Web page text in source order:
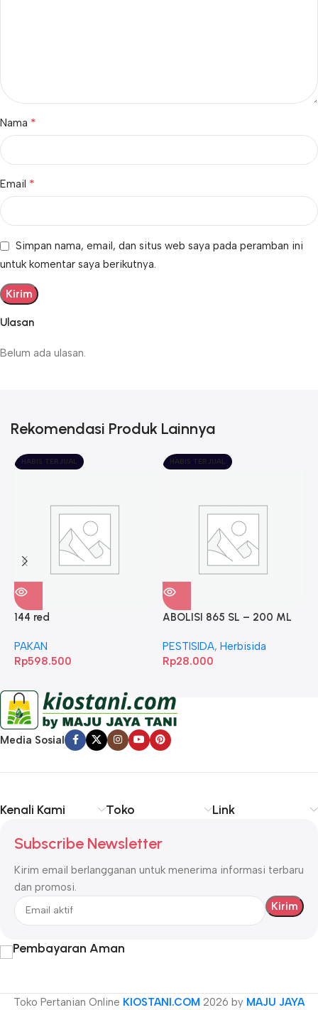
Ulasan
Belum ada ulasan.
Nama *
Email *
Simpan nama, email, dan situs web saya pada peramban ini
untuk komentar saya berikutnya.
Rekomendasi Produk Lainnya
HABIS TERJUAL
144 red
PAKAN
Rp598.500
HABIS TERJUAL
ABOLISI 865 SL – 200 ML
PESTISIDA, Herbisida
Rp28.000
Media Sosial
Kenali Kami Toko Link
Subscribe Newsletter
Kirim email berlangganan untuk menerima informasi terbaru
dan promosi.
Pembayaran Aman
Toko Pertanian Online KIOSTANI.COM 2026 by MAJU JAYA